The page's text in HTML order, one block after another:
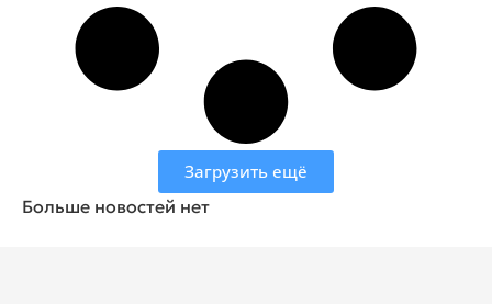
Загрузить ещё
Больше новостей нет